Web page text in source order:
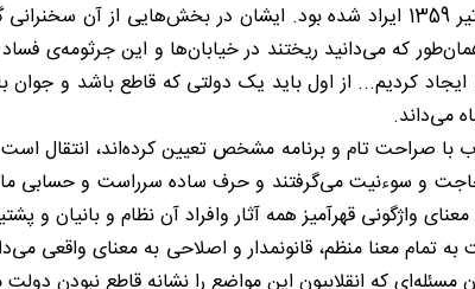
بازرگان برای تایید مدعای خود به یکی از سخنان امام اشاره می‌کند که در تاریخ29 تیر 1359
که می‌دانید ریختند در خیابان‌ها و این جرثومه‌ی
ایجاد کردیم... از اول باید یک دولتی که قاطع باشد و
می‌داند.
با صراحت تام و برنامه مشخص تعیین کرده‌اند، انتقال
را لجاجت و سوءنیت می‌گرفتند و حرف ساده سرراست و
واژگونی قهرآمیز همه آثار وافراد آن نظام و بانیان و
تمام معنا منظم، قانونمدار و اصلاحی به معنای واقعی
که انقلابیون این مواضع را نشانه قاطع نبودن